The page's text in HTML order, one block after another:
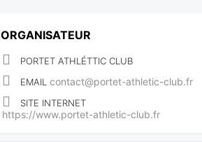
ORGANISATEUR
PORTET ATHLÉTTIC CLUB
EMAIL contact@portet-athletic-club.fr
SITE INTERNET
https://www.portet-athletic-club.fr